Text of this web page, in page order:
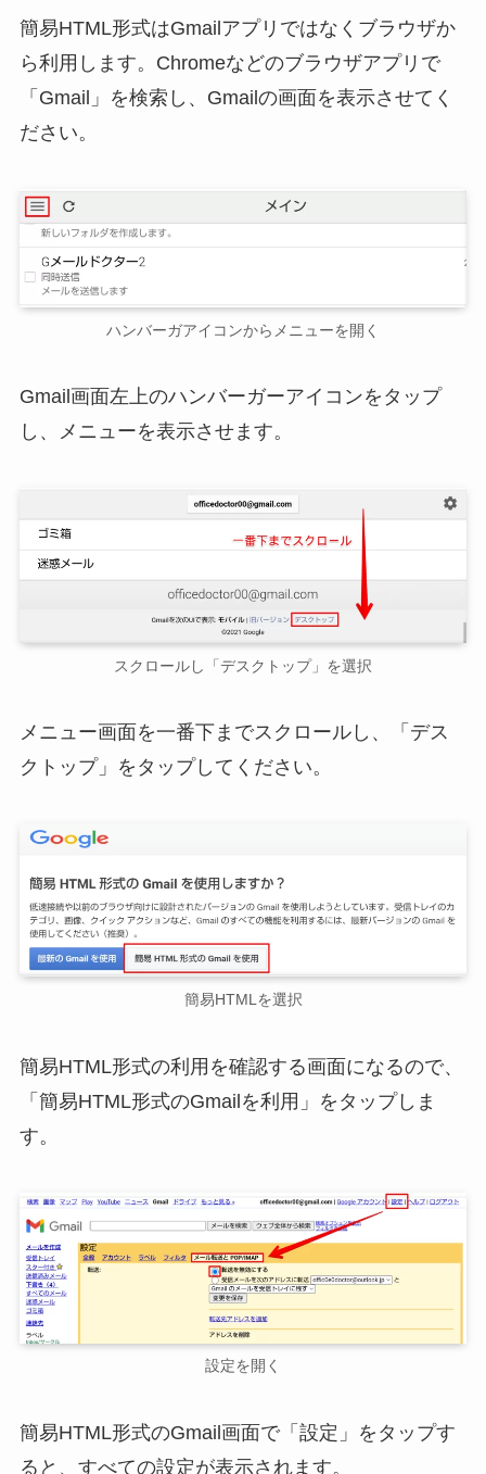
簡易HTML形式はGmailアプリではなくブラウザか
ら利用します。Chromeなどのブラウザアプリで
「Gmail」を検索し、Gmailの画面を表示させてく
ださい。
ハンバーガアイコンからメニューを開く
Gmail画面左上のハンバーガーアイコンをタップ
し、メニューを表示させます。
スクロールし「デスクトップ」を選択
メニュー画面を一番下までスクロールし、「デス
クトップ」をタップしてください。
簡易HTMLを選択
簡易HTML形式の利用を確認する画面になるので、
「簡易HTML形式のGmailを利用」をタップしま
す。
設定を開く
簡易HTML形式のGmail画面で「設定」をタップす
ると、すべての設定が表示されます。